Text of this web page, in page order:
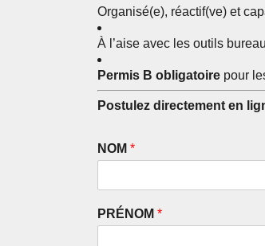
Organisé(e), réactif(ve) et
À l’aise avec les outils
Permis B obligatoire pour
Postulez directement en
NOM *
PRÉNOM *